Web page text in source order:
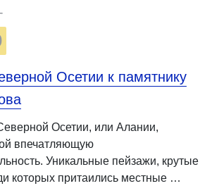
Осетии к памятнику
Осетии, или Алании,
впечатляющую
Уникальные пейзажи, крутые
которых притаились местные …